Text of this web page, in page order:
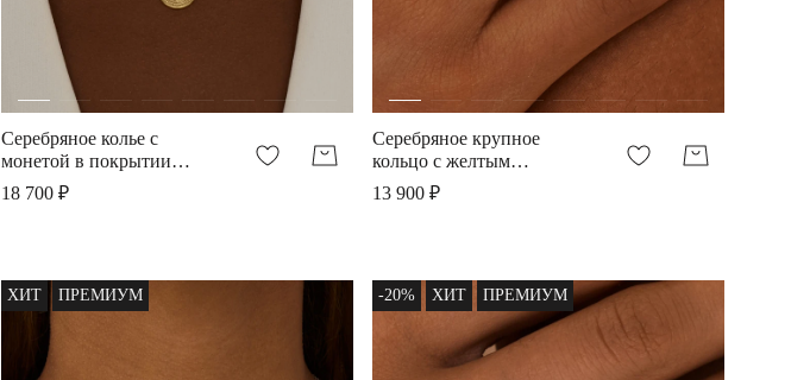
Серебряное колье с
монетой в покрытии
желтое золото
18 700 ₽
Серебряное крупное
кольцо с желтым
фианитом
13 900 ₽
ХИТ ПРЕМИУМ -20% ХИТ ПРЕМИУМ